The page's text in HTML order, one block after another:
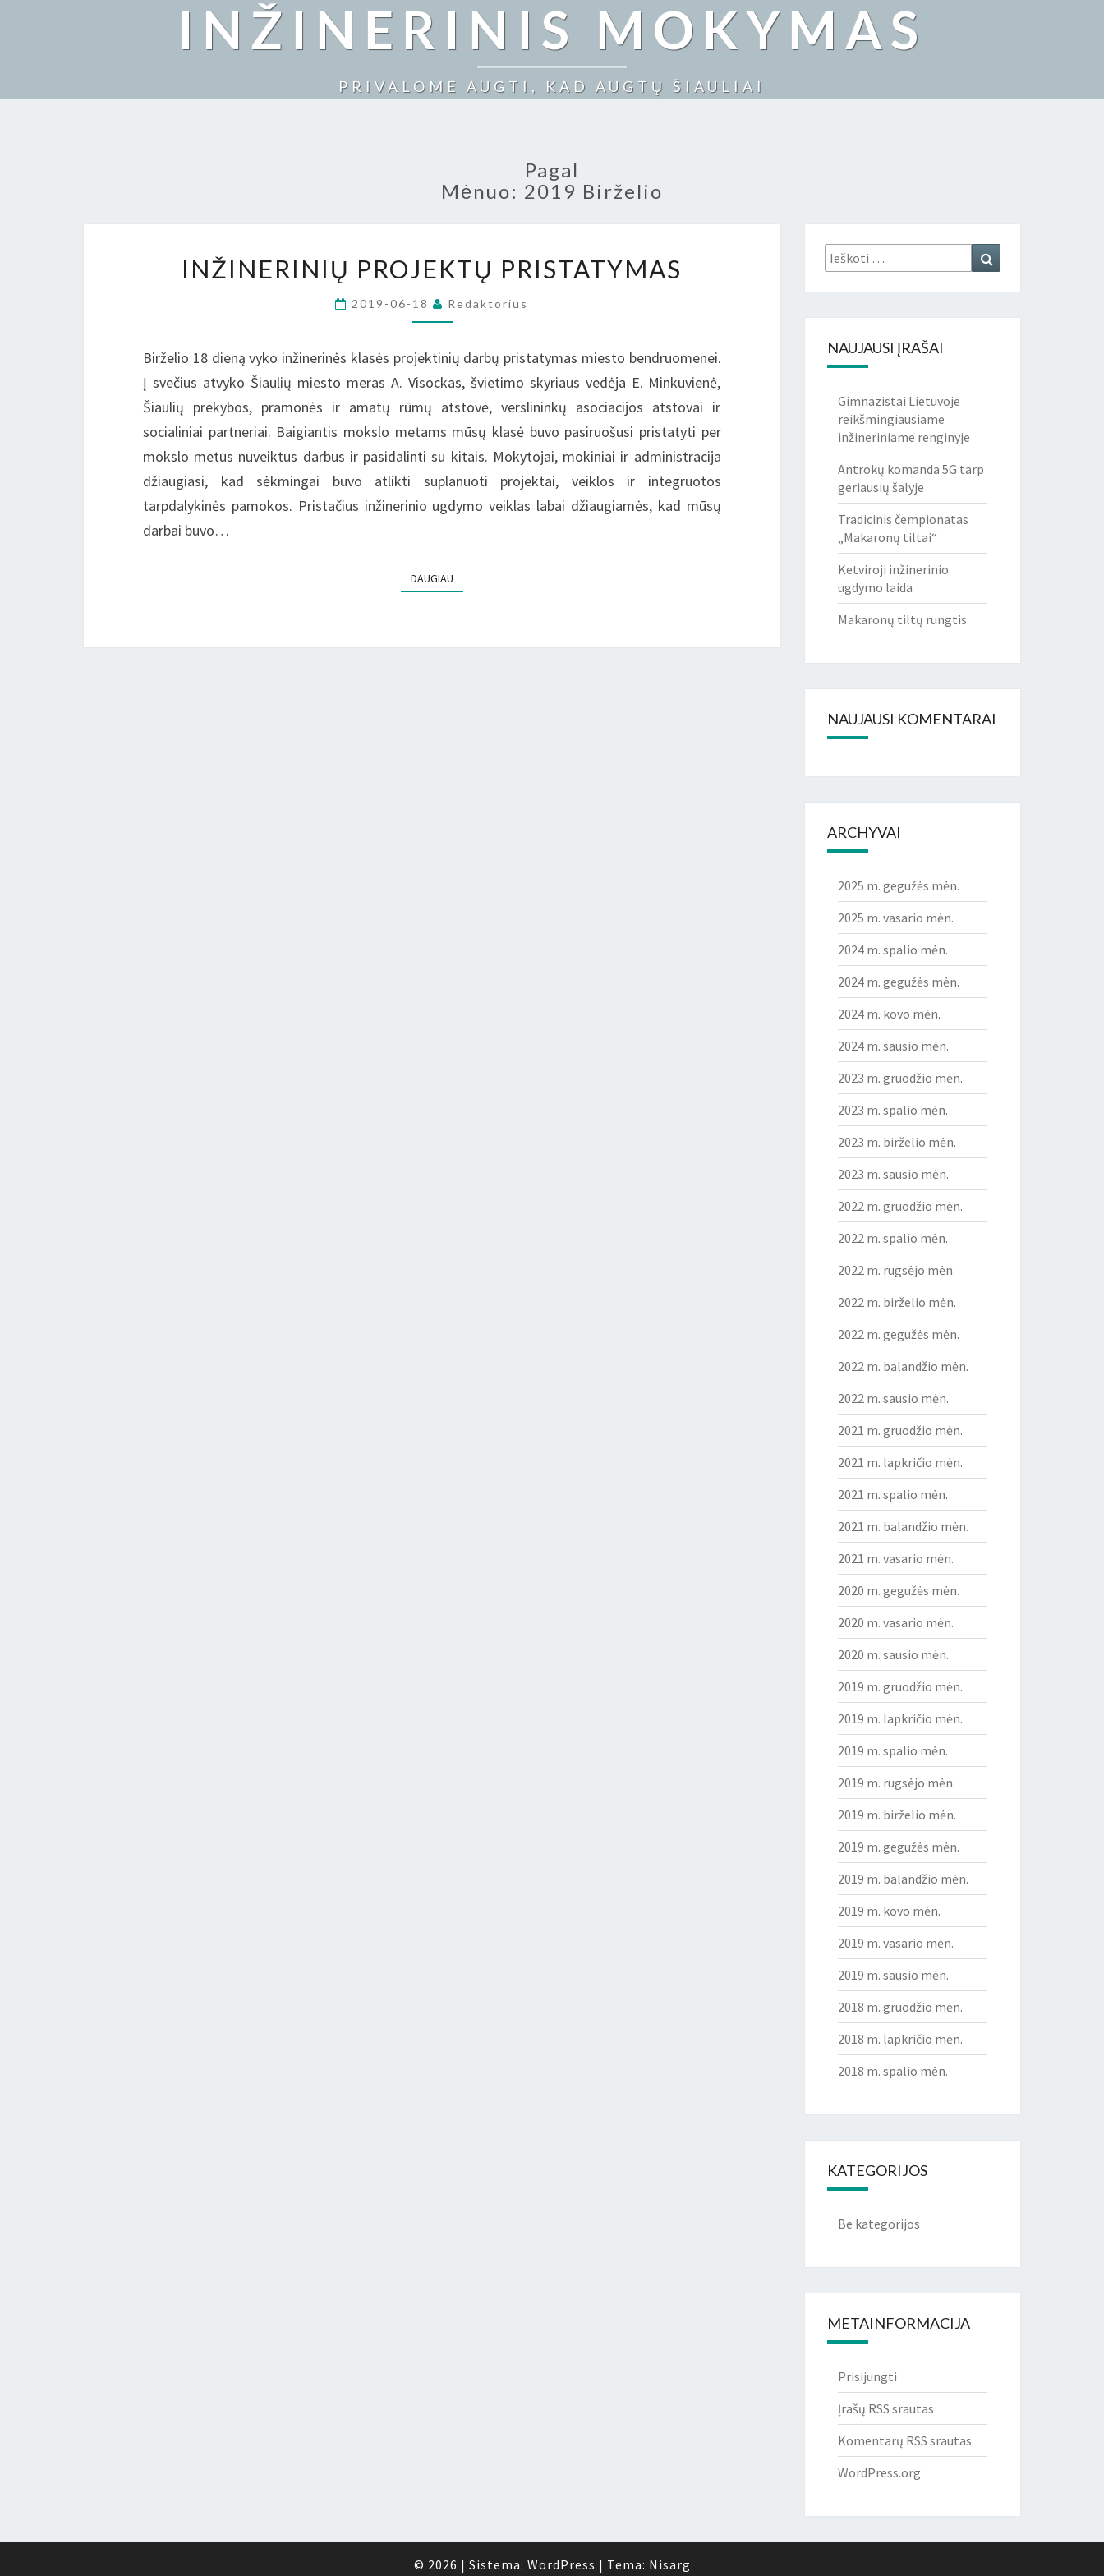
INŽINERINIS MOKYMAS
PRIVALOME AUGTI, KAD AUGTŲ ŠIAULIAI
Pagal
Mėnuo: 2019 Birželio
PROJEKTŲ
INŽINERINIŲ PROJEKTŲ PRISTATYMAS
2019-06-18 Redaktorius
Birželio 18 dieną vyko inžinerinės klasės projektinių darbų pristatymas miesto bendruomenei.
Į svečius atvyko Šiaulių miesto meras A. Visockas, švietimo skyriaus vedėja E. Minkuvienė,
Šiaulių prekybos, pramonės ir amatų rūmų atstovė, verslininkų asociacijos atstovai ir
socialiniai partneriai. Baigiantis mokslo metams mūsų klasė buvo pasiruošusi pristatyti per
mokslo metus nuveiktus darbus ir pasidalinti su kitais. Mokytojai, mokiniai ir administracija
džiaugiasi, kad sėkmingai buvo atlikti suplanuoti projektai, veiklos ir integruotos
tarpdalykinės pamokos. Pristačius inžinerinio ugdymo veiklas labai džiaugiamės, kad mūsų
darbai buvo…
DAUGIAUDAUGIAU
Ieškoti:
NAUJAUSI ĮRAŠAI
Gimnazistai Lietuvoje
reikšmingiausiame
inžineriniame renginyje
Antrokų komanda 5G tarp
geriausių šalyje
Tradicinis čempionatas
„Makaronų tiltai“
Ketviroji inžinerinio
ugdymo laida
Makaronų tiltų rungtis
NAUJAUSI KOMENTARAI
ARCHYVAI
2025 m. gegužės mėn.
2025 m. vasario mėn.
2024 m. spalio mėn.
2024 m. gegužės mėn.
2024 m. kovo mėn.
2024 m. sausio mėn.
2023 m. gruodžio mėn.
2023 m. spalio mėn.
2023 m. birželio mėn.
2023 m. sausio mėn.
2022 m. gruodžio mėn.
2022 m. spalio mėn.
2022 m. rugsėjo mėn.
2022 m. birželio mėn.
2022 m. gegužės mėn.
2022 m. balandžio mėn.
2022 m. sausio mėn.
2021 m. gruodžio mėn.
2021 m. lapkričio mėn.
2021 m. spalio mėn.
2021 m. balandžio mėn.
2021 m. vasario mėn.
2020 m. gegužės mėn.
2020 m. vasario mėn.
2020 m. sausio mėn.
2019 m. gruodžio mėn.
2019 m. lapkričio mėn.
2019 m. spalio mėn.
2019 m. rugsėjo mėn.
2019 m. birželio mėn.
2019 m. gegužės mėn.
2019 m. balandžio mėn.
2019 m. kovo mėn.
2019 m. vasario mėn.
2019 m. sausio mėn.
2018 m. gruodžio mėn.
2018 m. lapkričio mėn.
2018 m. spalio mėn.
KATEGORIJOS
Be kategorijos
METAINFORMACIJA
Prisijungti
Įrašų RSS srautas
Komentarų RSS srautas
WordPress.org
© 2026 | Sistema: WordPress | Tema: Nisarg